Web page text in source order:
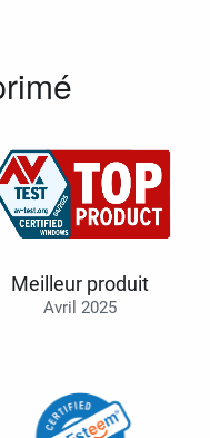
Meilleur produit
Avril 2025